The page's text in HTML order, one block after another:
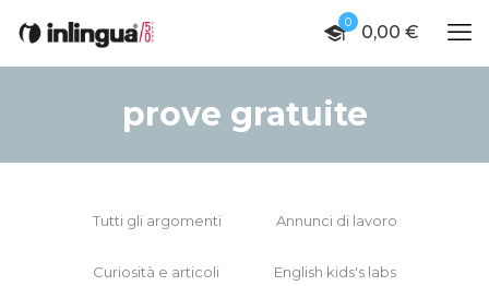
0 0,00 €
prove gratuite
Tutti gli argomenti Annunci di lavoro
Curiosità e articoli English kids's labs